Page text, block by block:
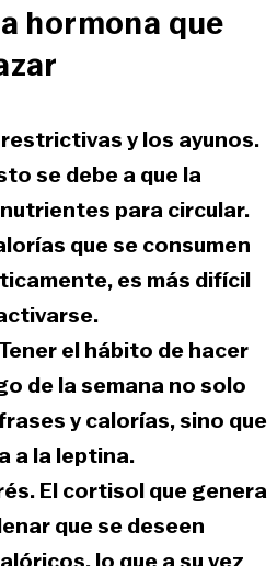
hormona que
y los ayunos.
se debe a que la
para circular.
que se consumen
es más difícil
el hábito de hacer
de la semana no solo
y calorías, sino que
a la leptina.
El cortisol que genera
que se deseen